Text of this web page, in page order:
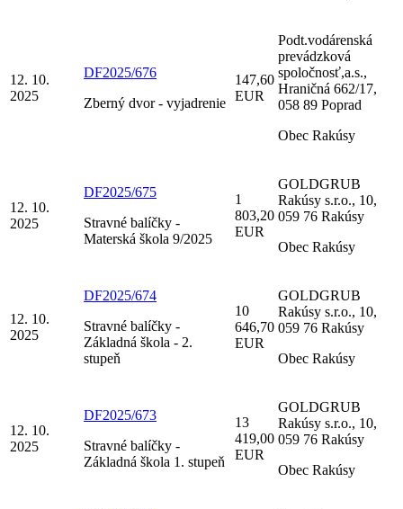
12. 10.
2025
DF2025/676
Zberný dvor - vyjadrenie
147,60
EUR
Podt.vodárenská
prevádzková
spoločnosť,a.s.,
Hraničná 662/17,
058 89 Poprad
Obec Rakúsy
12. 10.
2025
DF2025/675
Stravné balíčky -
Materská škola 9/2025
1
803,20
EUR
GOLDGRUB
Rakúsy s.r.o., 10,
059 76 Rakúsy
Obec Rakúsy
12. 10.
2025
DF2025/674
Stravné balíčky -
Základná škola - 2.
stupeň
10
646,70
EUR
GOLDGRUB
Rakúsy s.r.o., 10,
059 76 Rakúsy
Obec Rakúsy
12. 10.
2025
DF2025/673
Stravné balíčky -
Základná škola 1. stupeň
13
419,00
EUR
GOLDGRUB
Rakúsy s.r.o., 10,
059 76 Rakúsy
Obec Rakúsy